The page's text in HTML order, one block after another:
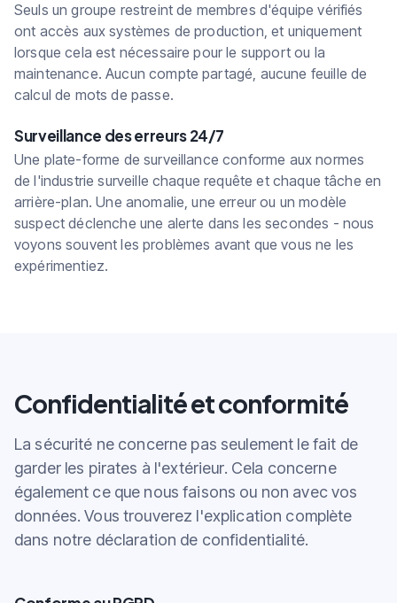
Seuls un groupe restreint de membres d'équipe vérifiés
ont accès aux systèmes de production, et uniquement
lorsque cela est nécessaire pour le support ou la
maintenance. Aucun compte partagé, aucune feuille de
calcul de mots de passe.
Surveillance des erreurs 24/7
Une plate-forme de surveillance conforme aux normes
de l'industrie surveille chaque requête et chaque tâche en
arrière-plan. Une anomalie, une erreur ou un modèle
suspect déclenche une alerte dans les secondes - nous
voyons souvent les problèmes avant que vous ne les
expérimentiez.
Confidentialité et conformité
La sécurité ne concerne pas seulement le fait de
garder les pirates à l'extérieur. Cela concerne
également ce que nous faisons ou non avec vos
données. Vous trouverez l'explication complète
dans notre déclaration de confidentialité.